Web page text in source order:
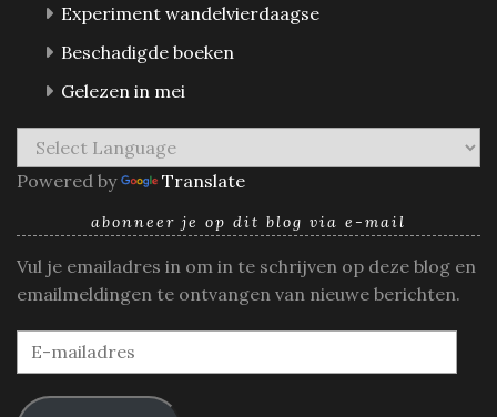
Experiment wandelvierdaagse
Beschadigde boeken
Gelezen in mei
Powered by Translate
abonneer je op dit blog via e-mail
Vul je emailadres in om in te schrijven op deze blog en
emailmeldingen te ontvangen van nieuwe berichten.
E-
mailadres